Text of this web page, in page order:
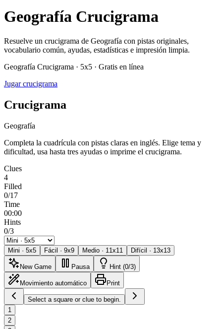
Geografía Crucigrama
Resuelve un crucigrama de Geografía con pistas originales,
vocabulario común, ayudas, estadísticas e impresión limpia.
Geografía Crucigrama · 5x5 · Gratis en línea
Jugar crucigrama
Crucigrama
Geografía
Completa la cuadrícula con pistas claras en inglés. Elige tema y
dificultad, usa hasta tres ayudas o imprime el crucigrama.
Clues
4
Filled
0/17
Time
00:00
Hints
0/3
Mini · 5x5 Fácil · 9x9 Medio · 11x11 Difícil · 13x13
New Game Pausa Hint (0/3)
Movimiento automático Print
Select a square or clue to begin.
1
2